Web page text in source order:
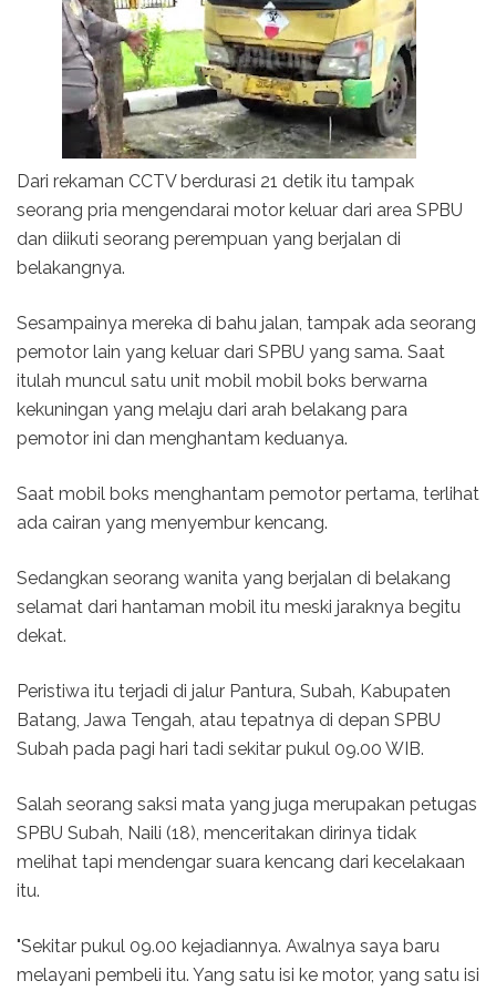
Dari rekaman CCTV berdurasi 21 detik itu tampak
seorang pria mengendarai motor keluar dari area SPBU
dan diikuti seorang perempuan yang berjalan di
belakangnya.
Sesampainya mereka di bahu jalan, tampak ada seorang
pemotor lain yang keluar dari SPBU yang sama. Saat
itulah muncul satu unit mobil mobil boks berwarna
kekuningan yang melaju dari arah belakang para
pemotor ini dan menghantam keduanya.
Saat mobil boks menghantam pemotor pertama, terlihat
ada cairan yang menyembur kencang.
Sedangkan seorang wanita yang berjalan di belakang
selamat dari hantaman mobil itu meski jaraknya begitu
dekat.
Peristiwa itu terjadi di jalur Pantura, Subah, Kabupaten
Batang, Jawa Tengah, atau tepatnya di depan SPBU
Subah pada pagi hari tadi sekitar pukul 09.00 WIB.
Salah seorang saksi mata yang juga merupakan petugas
SPBU Subah, Naili (18), menceritakan dirinya tidak
melihat tapi mendengar suara kencang dari kecelakaan
itu.
"Sekitar pukul 09.00 kejadiannya. Awalnya saya baru
melayani pembeli itu. Yang satu isi ke motor, yang satu isi